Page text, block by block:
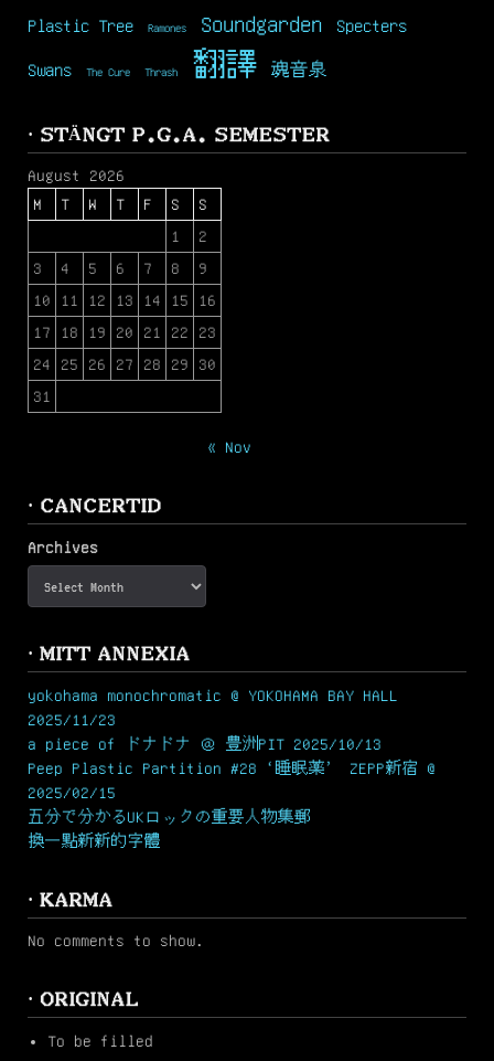
Plastic Tree Ramones Soundgarden Specters
Swans The Cure Thrash 翻譯 魂音泉
· STÄNGT P.G.A. SEMESTER
August 2026
M
T W T F S
S
1
2
3
4 5 6 7 8
9
10
11 12 13 14 15
16
17
18 19 20 21 22
23
24
25 26 27 28 29
30
31
« Nov
· CANCERTID
Archives
· MITT ANNEXIA
yokohama monochromatic @ YOKOHAMA BAY HALL
2025/11/23
a piece of ドナドナ ＠ 豊洲PIT 2025/10/13
Peep Plastic Partition #28 ‘睡眠薬’ ZEPP新宿 @
2025/02/15
五分で分かるUKロックの重要人物集郵
換一點新新的字體
· KARMA
No comments to show.
· ORIGINAL
To be filled